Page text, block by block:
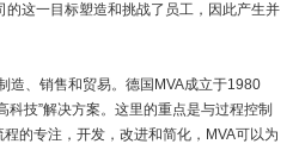
这一目标塑造和挑战了员工，因此产生并
造、销售和贸易。德国MVA成立于1980
技”解决方案。这里的重点是与过程控制
的专注，开发，改进和简化，MVA可以为